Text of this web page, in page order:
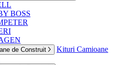
BOSS
de Construit
Kituri Camioane